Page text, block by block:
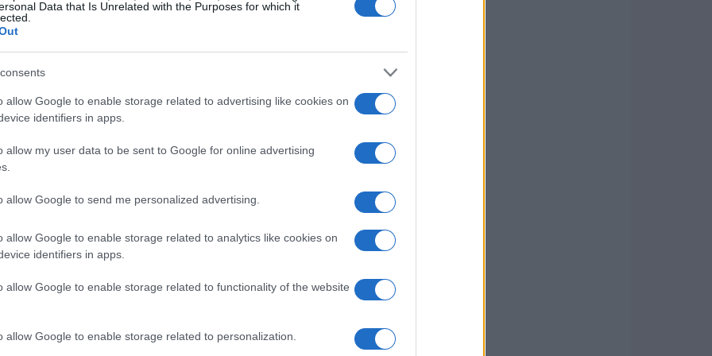
Data that Is Unrelated with the Purposes for which it
allow Google to enable storage related to advertising like cookies on
identifiers in apps.
allow my user data to be sent to Google for online advertising
allow Google to send me personalized advertising.
allow Google to enable storage related to analytics like cookies on
identifiers in apps.
allow Google to enable storage related to functionality of the website
allow Google to enable storage related to personalization.
Las peras al vino son un exquisito postre que
CONSEJOS DE COCINA
«Recetas con Esperanza:
de ACNUR»